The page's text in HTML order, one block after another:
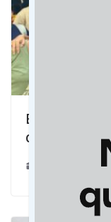
Escola da
de Mato